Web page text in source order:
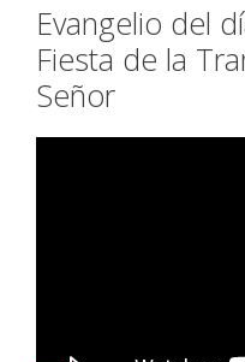
Evangelio del
Fiesta de la
Señor